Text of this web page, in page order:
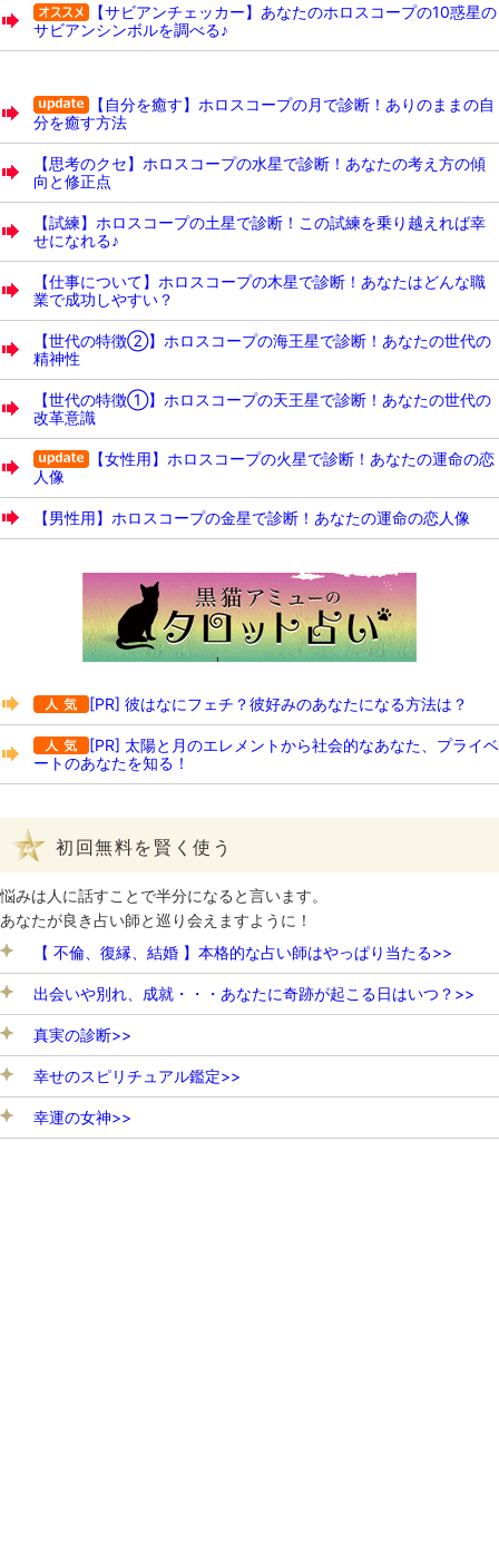
【サビアンチェッカー】あなたのホロスコープの10惑星の
サビアンシンボルを調べる♪
【自分を癒す】ホロスコープの月で診断！ありのままの自
分を癒す方法
【思考のクセ】ホロスコープの水星で診断！あなたの考え方の傾
向と修正点
【試練】ホロスコープの土星で診断！この試練を乗り越えれば幸
せになれる♪
【仕事について】ホロスコープの木星で診断！あなたはどんな職
業で成功しやすい？
【世代の特徴②】ホロスコープの海王星で診断！あなたの世代の
精神性
【世代の特徴①】ホロスコープの天王星で診断！あなたの世代の
改革意識
【女性用】ホロスコープの火星で診断！あなたの運命の恋
人像
【男性用】ホロスコープの金星で診断！あなたの運命の恋人像
[PR] 彼はなにフェチ？彼好みのあなたになる方法は？
[PR] 太陽と月のエレメントから社会的なあなた、プライベ
ートのあなたを知る！
初回無料を賢く使う
悩みは人に話すことで半分になると言います。
あなたが良き占い師と巡り会えますように！
【 不倫、復縁、結婚 】本格的な占い師はやっぱり当たる>>
出会いや別れ、成就・・・あなたに奇跡が起こる日はいつ？>>
真実の診断>>
幸せのスピリチュアル鑑定>>
幸運の女神>>